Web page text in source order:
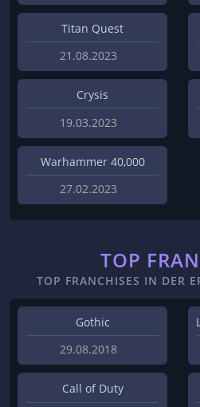
Titan Quest
21.08.2023
Crysis
19.03.2023
Warhammer 40,000
27.02.2023
TOP
TOP FRANCHISES IN DER
Gothic
29.08.2018
Call of Duty